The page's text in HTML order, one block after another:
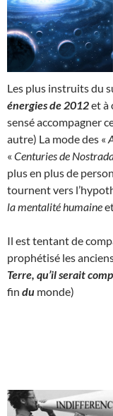
Les plus instruits du
énergies de 2012et à
sensé accompagner
autre) La mode des «
« Centuries de
plus en plus de
tournent vers
la mentalité humaine
Il est tentant de
prophétisé les
Terre, qu’il serait
fin du monde)